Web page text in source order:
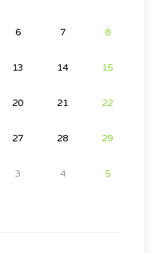
6 7 8
13 14 15
20 21 22
27 28 29
3 4 5